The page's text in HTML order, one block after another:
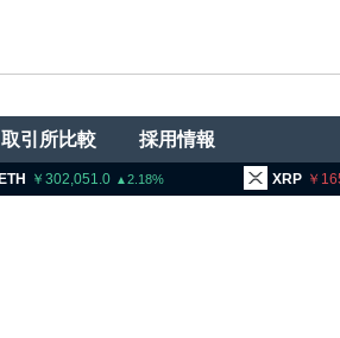
取引所比較 採用情報
XRP 165.81